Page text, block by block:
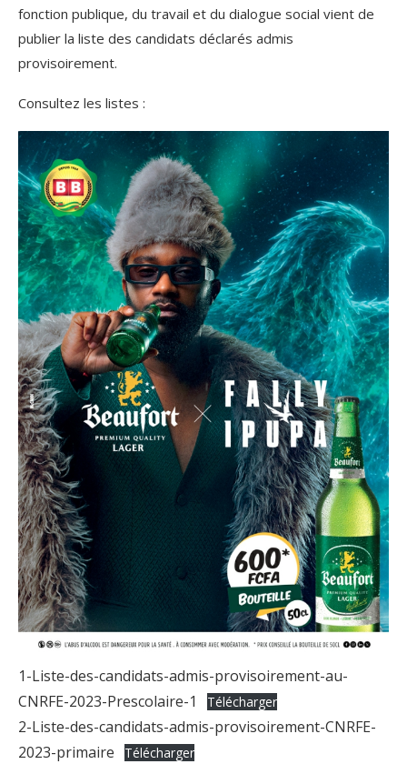
fonction publique, du travail et du dialogue social vient de
publier la liste des candidats déclarés admis
provisoirement.
Consultez les listes :
1-Liste-des-candidats-admis-provisoirement-au-
CNRFE-2023-Prescolaire-1
Télécharger
2-Liste-des-candidats-admis-provisoirement-CNRFE-
2023-primaire
Télécharger